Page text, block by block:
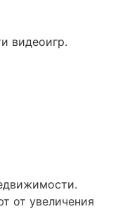
видеоигр.
от увеличения